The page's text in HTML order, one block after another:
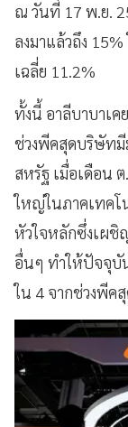
ณ วันที่ 17 พ.ย.
ลงมาแล้วถึง
เฉลี่ย 11.2%
ทั้งนี้ อาลีบาบาเ
ช่วงพีคสุดบริษัทมี
สหรัฐ เมื่อเดือน
ใหญ่ในภาคเทคโ
หัวใจหลักซึ่งเผชิ
อื่นๆ ทำให้ปัจจุบั
ใน 4 จากช่วงพีค